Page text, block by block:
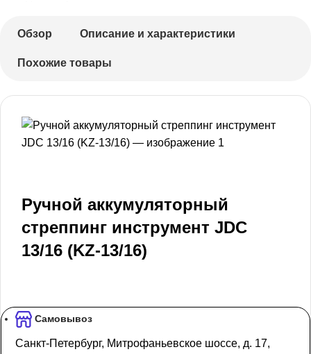
Обзор Описание и характеристики
Похожие товары
Ручной аккумуляторный
стреппинг инструмент JDC
13/16 (KZ-13/16)
Самовывоз
Санкт-Петербург, Митрофаньевское шоссе, д. 17,